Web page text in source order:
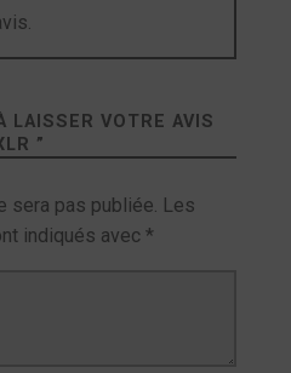
LAISSER VOTRE AVIS
”
sera pas publiée. Les
indiqués avec *